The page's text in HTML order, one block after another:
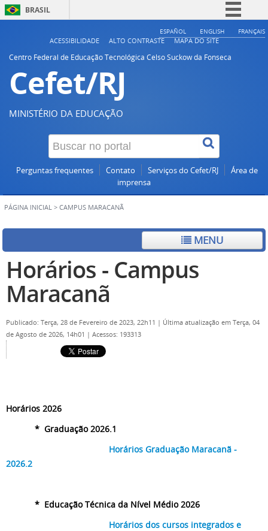
BRASIL
Simplifique!
ESPAÑOL ENGLISH FRANÇAIS
ACESSIBILIDADE ALTO CONTRASTE
MAPA DO SITE
Centro Federal de Educação Tecnológica Celso Suckow da Fonseca
Cefet/RJ
MINISTÉRIO DA EDUCAÇÃO
Perguntas frequentes Contato Serviços do Cefet/RJ
Área de
imprensa
PÁGINA INICIAL > CAMPUS MARACANÃ
MENU
Horários - Campus
Maracanã
Publicado: Terça, 28 de Fevereiro de 2023, 22h11 | Última atualização em Terça, 04
de Agosto de 2026, 14h01 | Acessos: 193313
Horários 2026
* Graduação 2026.1
Horários Graduação Maracanã -
2026.2
* Educação Técnica da Nível Médio 2026
Horários dos cursos integrados e